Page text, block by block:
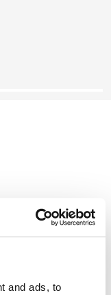
and ads, to
un sistema de
con puntos